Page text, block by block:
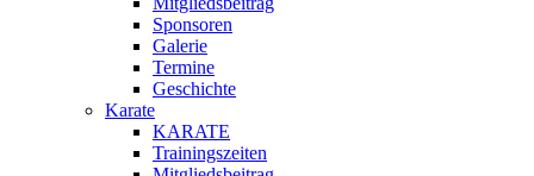
Sponsoren
Galerie
Termine
Geschichte
Karate
KARATE
Trainingszeiten